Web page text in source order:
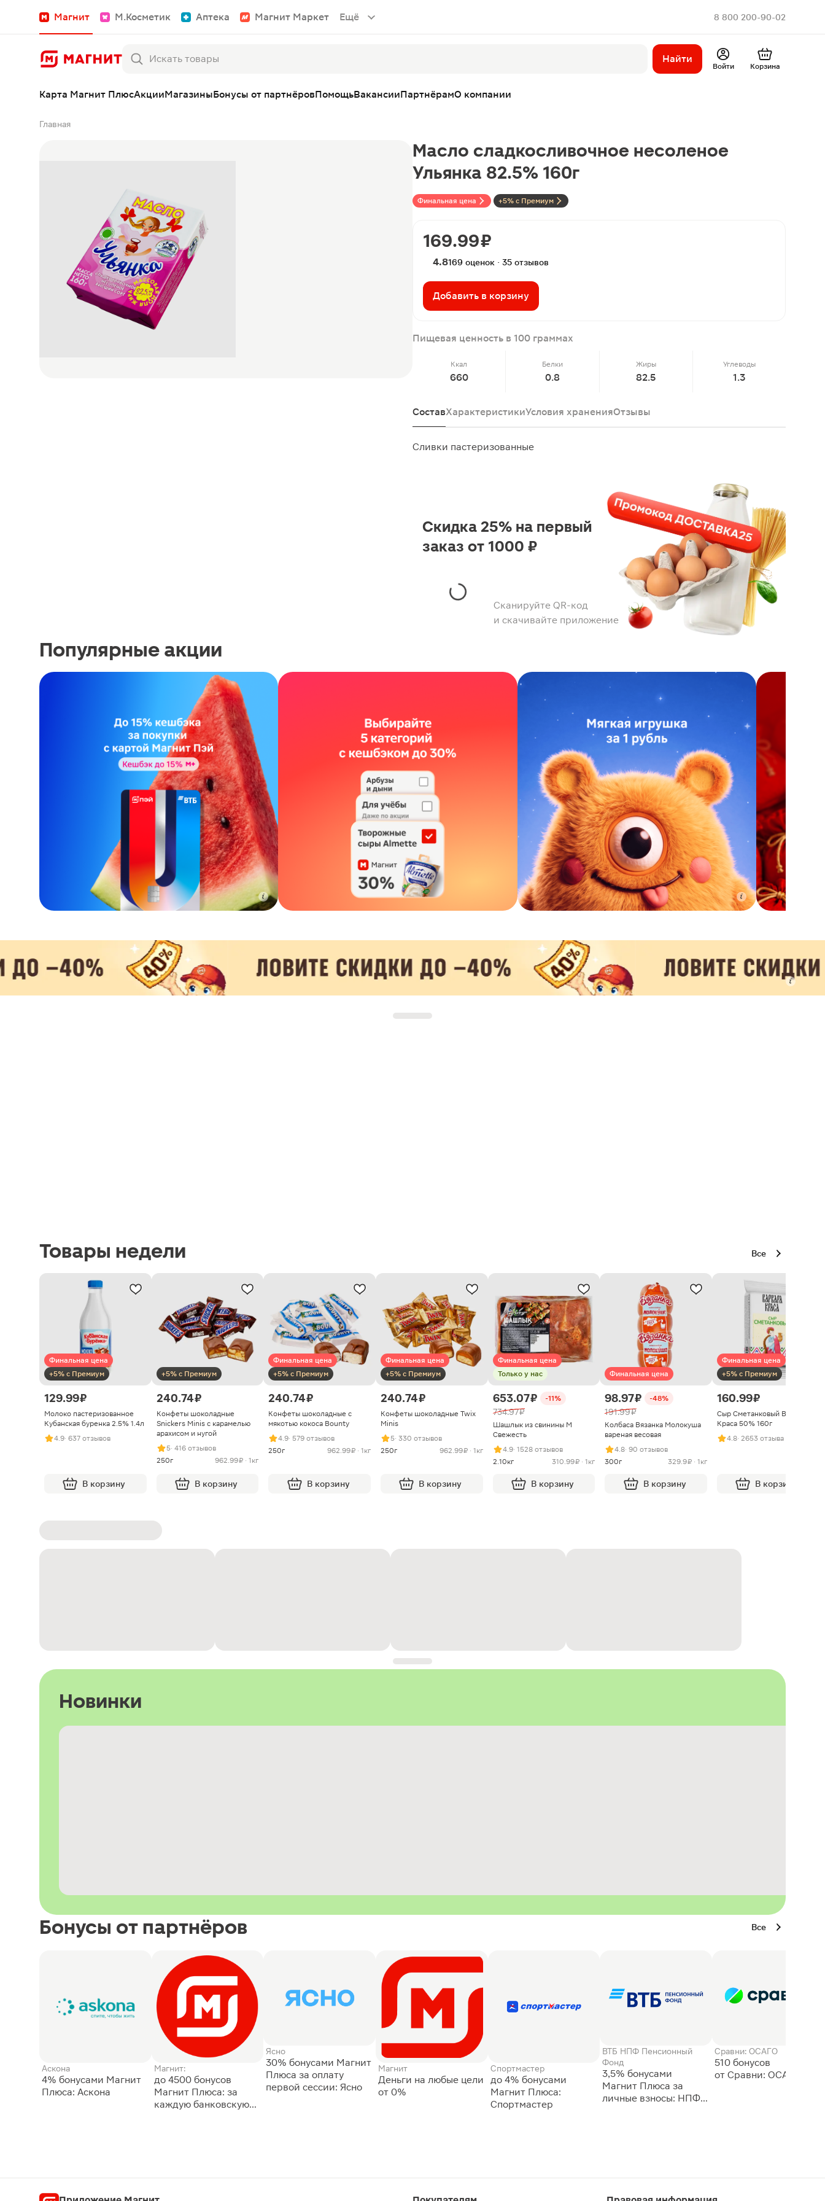
Магнит М.Косметик Аптека Магнит Маркет Ещё 8 800 200-90-02
Найти
Войти Корзина
Карта Магнит ПлюсАкцииМагазиныБонусы от партнёровПомощьВакансииПартнёрамО компании
Главная
Финальная цена +5% с Премиум
Масло сладкосливочное несоленое
Ульянка 82.5% 160г
169.99 ₽
4.8169 оценок · 35 отзывов
Добавить в корзину
Пищевая ценность в 100 граммах
Ккал
660
Белки
0.8
Жиры
82.5
Углеводы
1.3
СоставХарактеристикиУсловия храненияОтзывы
Сливки пастеризованные
Сканируйте QR-код
и скачивайте приложение
Скидка 25% на первый
заказ от 1000 ₽
Популярные акции
Товары недели Все
Финальная цена
+5% с Премиум
129.99 ₽
Молоко пастеризованное
Кубанская буренка 2.5% 1.4л
4.9· 637 отзывов
В корзину
+5% с Премиум
240.74 ₽
Конфеты шоколадные
Snickers Minis с карамелью
арахисом и нугой
5· 416 отзывов
250г
962.99 ₽ · 1кг
В корзину
Финальная цена
+5% с Премиум
240.74 ₽
Конфеты шоколадные с
мякотью кокоса Bounty
4.9· 579 отзывов
250г
962.99 ₽ · 1кг
В корзину
Финальная цена
+5% с Премиум
240.74 ₽
Конфеты шоколадные Twix
Minis
5· 330 отзывов
250г
962.99 ₽ · 1кг
В корзину
Финальная цена
Только у нас
653.07 ₽ -11%
734.97 ₽
Шашлык из свинины М
Свежесть
4.9· 1528 отзывов
2.10кг
310.99 ₽ · 1кг
В корзину
Финальная цена
98.97 ₽ -48%
191.99 ₽
Колбаса Вязанка Молокуша
вареная весовая
4.8· 90 отзывов
300г
329.9 ₽ · 1кг
В корзину
Финальная цена
+5% с Премиум
160.99 ₽
Сыр Сметанковый Варвара
Краса 50% 160г
4.8· 2653 отзыва
В корзину
Новинки
Бонусы от партнёров Все
Аскона
4% бонусами Магнит
Плюса: Аскона
Магнит:
до 4500 бонусов
Магнит Плюса: за
каждую банковскую
Ясно
30% бонусами Магнит
Плюса за оплату
первой сессии: Ясно
Магнит
Деньги на любые цели
от 0%
Спортмастер
до 4% бонусами
Магнит Плюса:
Спортмастер
ВТБ НПФ Пенсионный
Фонд
3,5% бонусами
Магнит Плюса за
личные взносы: НПФ
Сравни: ОСАГО
510 бонусов